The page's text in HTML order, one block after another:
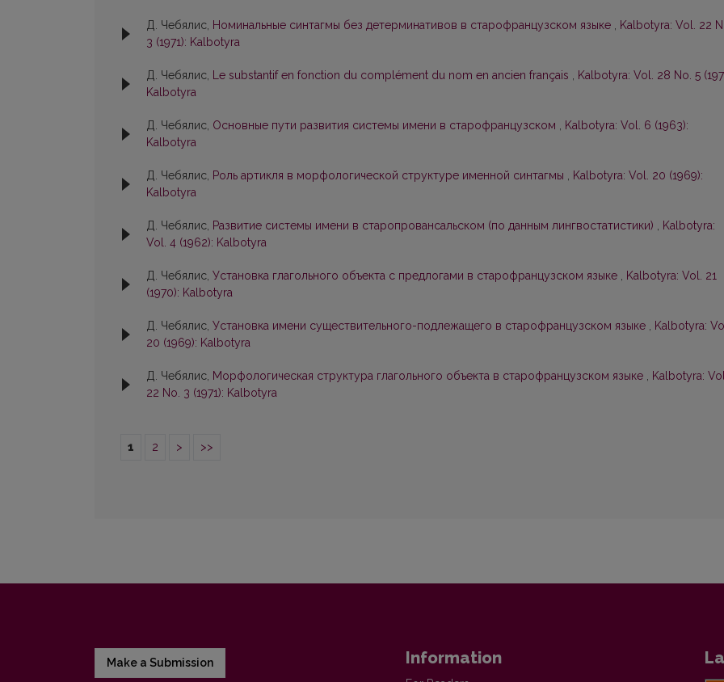
Д. Чебялис, Номинальные синтагмы без детерминативов в старофранцузском языке , Kalbotyra: Vol. 22
3 (1971): Kalbotyra
Д. Чебялис, Le substantif en fonction du complément du nom en ancien français , Kalbotyra: Vol. 28 No. 5
Kalbotyra
Д. Чебялис, Основные пути развития системы имени в старофранцузском , Kalbotyra: Vol. 6 (1963):
Kalbotyra
Д. Чебялис, Роль артикля в морфологической структуре именной синтагмы , Kalbotyra: Vol. 20 (1969):
Kalbotyra
Д. Чебялис, Развитие системы имени в старопровансальском (по данным лингвостатистики) , Kalbotyra:
Vol. 4 (1962): Kalbotyra
Д. Чебялис, Установка глагольного объекта с предлогами в старофранцузском языке , Kalbotyra: Vol. 21
(1970): Kalbotyra
Д. Чебялис, Установка имени существительного-подлежащего в старофранцузском языке , Kalbotyra:
20 (1969): Kalbotyra
Д. Чебялис, Морфологическая структура глагольного объекта в старофранцузском языке , Kalbotyra:
22 No. 3 (1971): Kalbotyra
1 2 > >>
Make a Submission Information